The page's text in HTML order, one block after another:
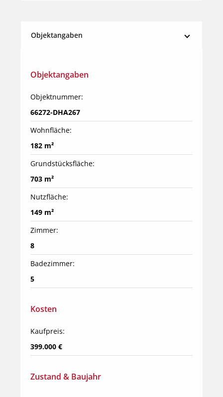
Objektangaben
Objektangaben
Objektnummer:
66272-DHA267
Wohnfläche:
182 m²
Grundstücksfläche:
703 m²
Nutzfläche:
149 m²
Zimmer:
8
Badezimmer:
5
Kosten
Kaufpreis:
399.000 €
Zustand & Baujahr